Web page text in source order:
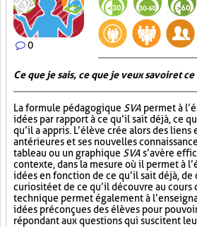
0
Ce que je sais, ce que je veux savoir et ce
La formule pédagogique SVA permet à
idées par rapport à ce qu’il sait déjà, ce
qu’il a appris. L’élève crée alors des liens
antérieures et ses nouvelles
tableau ou un graphique SVA s’avère
contexte, dans la mesure où il permet à
idées en fonction de ce qu’il sait déjà, de
curiosité et de ce qu’il découvre au cours
technique permet également à
idées préconçues des élèves pour
répondant aux questions qui suscitent